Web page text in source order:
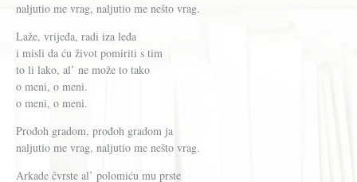
naljutio me vrag, naljutio me nešto vrag.
Laže, vrijeđa, radi iza leđa
i misli da ću život pomiriti s tim
to li lako, al’ ne može to tako
o meni, o meni.
o meni, o meni.
Prođoh gradom, prođoh gradom ja
naljutio me vrag, naljutio me nešto vrag.
Arkade čvrste al’ polomiću mu prste